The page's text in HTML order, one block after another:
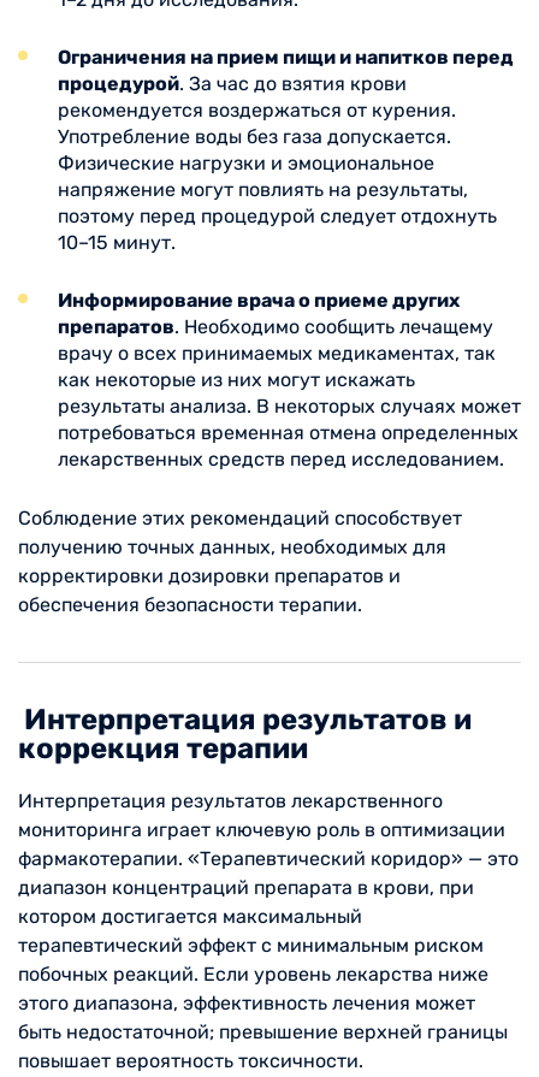
Ограничения на прием пищи и напитков перед
процедурой. За час до взятия крови
рекомендуется воздержаться от курения.
Употребление воды без газа допускается.
Физические нагрузки и эмоциональное
напряжение могут повлиять на результаты,
поэтому перед процедурой следует отдохнуть
10–15 минут.
Информирование врача о приеме других
препаратов. Необходимо сообщить лечащему
врачу о всех принимаемых медикаментах, так
как некоторые из них могут искажать
результаты анализа. В некоторых случаях может
потребоваться временная отмена определенных
лекарственных средств перед исследованием.
Соблюдение этих рекомендаций способствует
получению точных данных, необходимых для
корректировки дозировки препаратов и
обеспечения безопасности терапии.
Интерпретация результатов и
коррекция терапии
Интерпретация результатов лекарственного
мониторинга играет ключевую роль в оптимизации
фармакотерапии. «Терапевтический коридор» — это
диапазон концентраций препарата в крови, при
котором достигается максимальный
терапевтический эффект с минимальным риском
побочных реакций. Если уровень лекарства ниже
этого диапазона, эффективность лечения может
быть недостаточной; превышение верхней границы
повышает вероятность токсичности.